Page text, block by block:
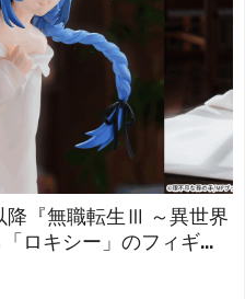
『無職転生Ⅲ ～異世界
ロキシー」のフィギュ